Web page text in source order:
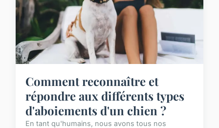
Comment reconnaître et
répondre aux différents types
d'aboiements d'un chien ?
En tant qu'humains, nous avons tous nos